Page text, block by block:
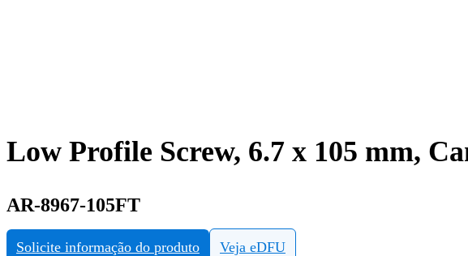
Low Profile Screw, 6.7 x 105 mm,
AR-8967-105FT
Solicite informação do produto Veja eDFU